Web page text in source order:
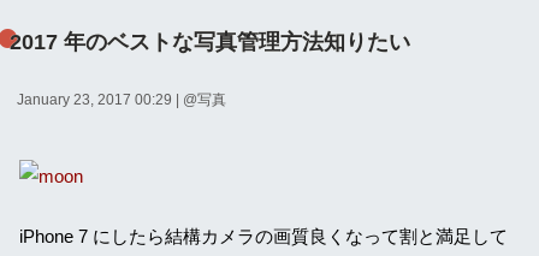
2017 年のベストな写真管理方法知りたい
January 23, 2017 00:29 | @写真
iPhone 7 にしたら結構カメラの画質良くなって割と満足して